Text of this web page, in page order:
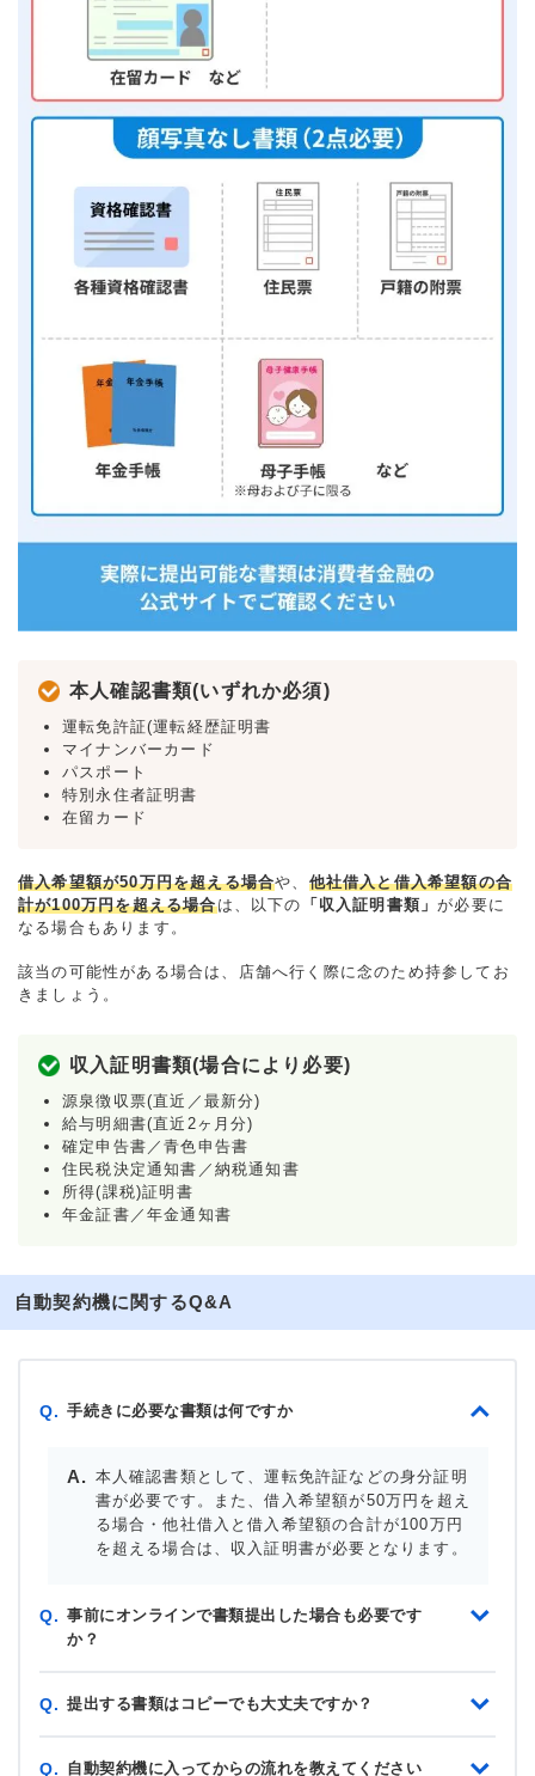
本人確認書類(いずれか必須)
運転免許証(運転経歴証明書
マイナンバーカード
パスポート
特別永住者証明書
在留カード
借入希望額が50万円を超える場合や、 他社借入と借入希望額の合
計が100万円を超える場合は、以下の 「収入証明書類」が必要に
なる場合もあります。
該当の可能性がある場合は、店舗へ行く際に念のため持参してお
きましょう。
収入証明書類(場合により必要)
源泉徴収票(直近／最新分)
給与明細書(直近2ヶ月分)
確定申告書／青色申告書
住民税決定通知書／納税通知書
所得(課税)証明書
年金証書／年金通知書
自動契約機に関するQ&A
Q. 手続きに必要な書類は何ですか
本人確認書類として、運転免許証などの身分証明
書が必要です。また、借入希望額が50万円を超え
る場合・他社借入と借入希望額の合計が100万円
を超える場合は、収入証明書が必要となります。
Q. 事前にオンラインで書類提出した場合も必要です
か？
Q. 提出する書類はコピーでも大丈夫ですか？
Q. 自動契約機に入ってからの流れを教えてください